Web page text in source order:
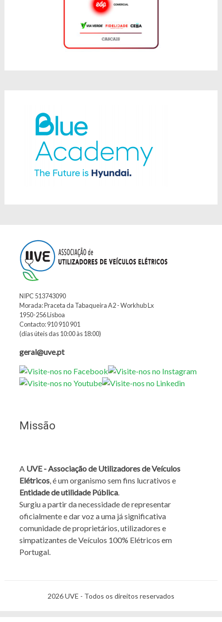
NIPC 513743090
Morada: Praceta da Tabaqueira A2 - Workhub Lx
1950-256 Lisboa
Contacto: 910 910 901
(dias úteis das 10:00 às 18:00)
geral@uve.pt
Missão
A UVE - Associação de Utilizadores de Veículos
Elétricos, é um organismo sem fins lucrativos e
Entidade de utilidade Pública.
Surgiu a partir da necessidade de representar
oficialmente e dar voz a uma já significativa
comunidade de proprietários, utilizadores e
simpatizantes de Veículos 100% Elétricos em
Portugal.
2026 UVE - Todos os direitos reservados